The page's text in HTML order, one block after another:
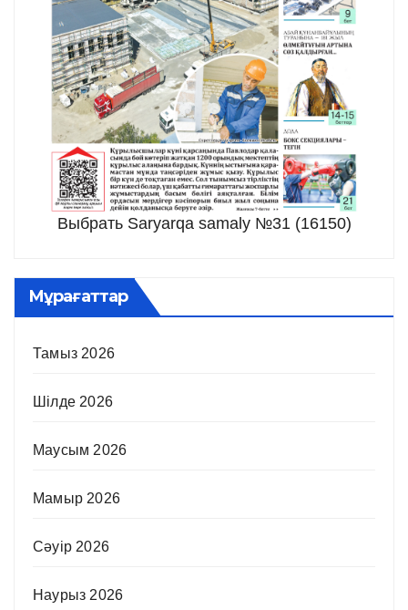
Выбрать Saryarqa samaly №31 (16150)
Мұрағаттар
Тамыз 2026
Шілде 2026
Маусым 2026
Мамыр 2026
Сәуір 2026
Наурыз 2026